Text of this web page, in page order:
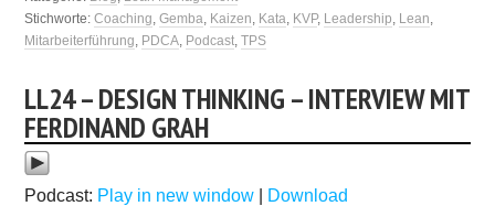
Stichworte:Coaching,Gemba, Kaizen, Kata, KVP, Leadership, Lean,
Mitarbeiterführung, PDCA, Podcast,TPS
LL24 – DESIGN THINKING – INTERVIEW MIT
FERDINAND GRAH
Podcast: Play in new window
Download